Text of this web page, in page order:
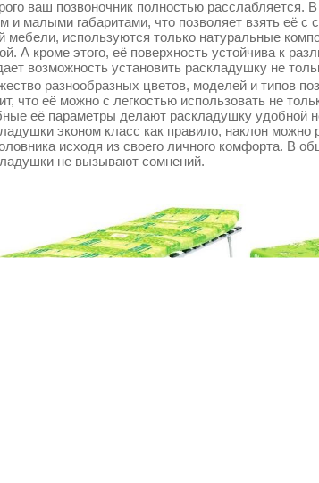
ваш позвоночник полностью
и малыми габаритами, что позволяет взять её с
мебели, используются только натуральные
А кроме этого, её поверхность устойчива к
возможность установить раскладушку не
разнообразных цветов, моделей и типов
что её можно с легкостью использовать не
её параметры делают раскладушку удобной
эконом класс как правило, наклон
исходя из своего личного комфорта. В
не вызывают сомнений.